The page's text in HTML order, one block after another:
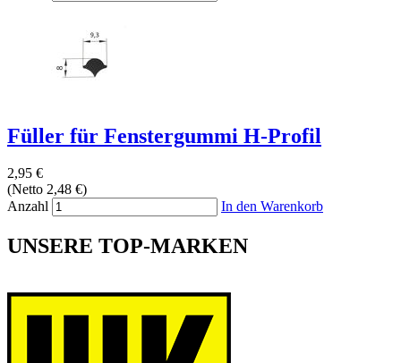
Füller für Fenstergummi H-Profil
2,95 €
(Netto 2,48 €)
Anzahl
In den Warenkorb
UNSERE TOP-MARKEN